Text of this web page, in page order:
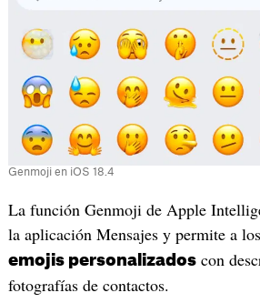
Genmoji en iOS 18.4
La función Genmoji de Apple
la aplicación Mensajes y permite a
emojis personalizadoscon
fotografías de contactos.